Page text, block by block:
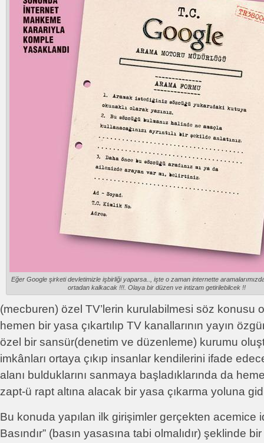
Eğer Google şirketi devletimizle işbirliği yaparsa.., işte o zaman internette
ortadan kalkacak !!!. Olaya bir düzen ve intizam getirilebilcek !!
(mecburen) özel TV’lerin kurulabilmesi söz konusu
hemen bir yasa çıkartılıp TV kanallarının yayın
özel bir sansür(denetim ve düzenleme) kurumu
imkânları ortaya çıkıp insanlar kendilerini ifade
alanı bulduklarını sanmaya başladıklarında da
zapt-ü rapt altına alacak bir yasa çıkarma yoluna
Bu konuda yapılan ilk girişimler gerçekten acemice
Basındır” (basın yasasına tabi olmalıdır) şeklinde